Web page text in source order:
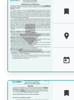




